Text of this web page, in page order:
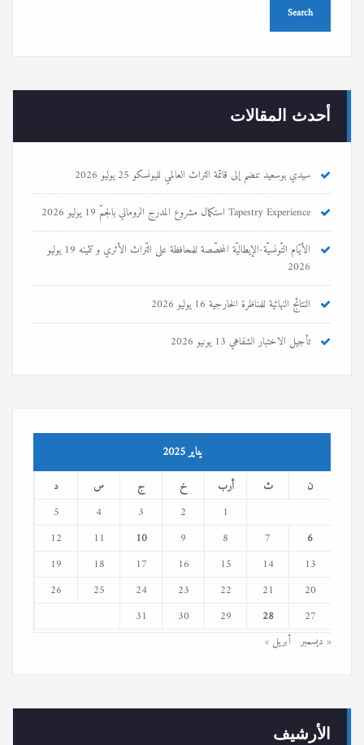
أحدث المقالات
سيدي بوسعيد تنضم إلى قائمة التراث العالمي لليونسكو25 يوليو 2026
Tapestry Experience استكمال مشروع المدرج الروماني بالجمّ
19 يوليو 2026
الأيّام التّونسيّة-الإيطاليّة المخصّصة للمحافظة على التّراث الأثري و تثمينه
19 يوليو
2026
النتائج النهائية للمناظرة الخارجية16 يوليو 2026
تأجيل الاختبار الشفاهي13 يونيو 2026
يناير 2025
ن ث أرب خ ج س
د
1
2
3
4
5
6
7
8
9
10
11
12
13
14
15
16
17
18
19
20
21
22
23
24
25
26
27
28
29
30
31
« ديسمبر أبريل »
الأرشيف